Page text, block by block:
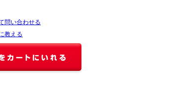
問い合わせる
教える